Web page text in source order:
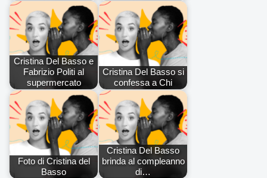
Cristina Del Basso e
Fabrizio Politi al
supermercato
Cristina Del Basso si
confessa a Chi
Foto di Cristina del
Basso
Cristina Del Basso
brinda al compleanno
di…